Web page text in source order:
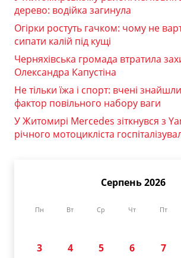
дерево: водійка загинула
Огірки ростуть гачком: чому не
сипати калій під кущі
Черняхівська громада втратила
Олександра Капустіна
Не тільки їжа і спорт: вчені
фактор повільного набору ваги
У Житомирі Mercedes зіткнувся з
річного мотоцикліста
Серпень 2026
Пн Вт Ср Чт Пт
3
4 5 6 7